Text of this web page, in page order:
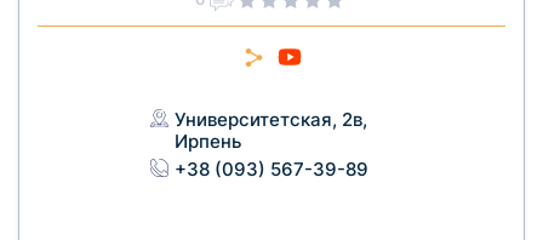
Университетская, 2в,
Ирпень
+38 (093) 567-39-89